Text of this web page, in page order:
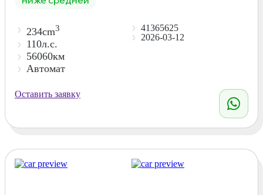
234cm3
110л.с.
56060км
Автомат
41365625
2026-03-12
Оставить заявку